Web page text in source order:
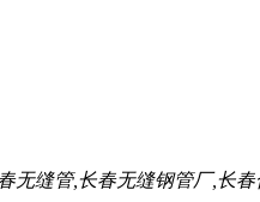
无缝管,长春无缝钢管厂,长